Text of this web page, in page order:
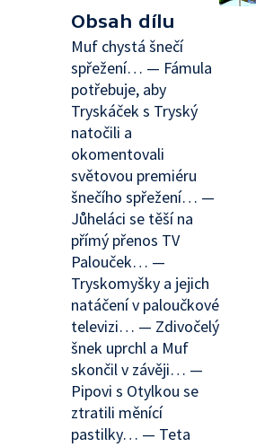
Obsah dílu
Muf chystá šnečí
spřežení… — Fámula
potřebuje, aby
Tryskáček s Tryský
natočili a
okomentovali
světovou premiéru
šnečího spřežení… —
Jůheláci se těší na
přímý přenos TV
Palouček… —
Tryskomyšky a jejich
natáčení v paloučkové
televizi… — Zdivočelý
šnek uprchl a Muf
skončil v závěji… —
Pipovi s Otylkou se
ztratili měnící
pastilky… — Teta